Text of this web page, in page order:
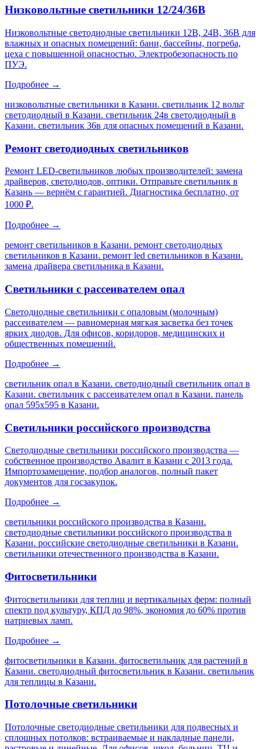
Низковольтные светильники 12/24/36В
Низковольтные светодиодные светильники 12В, 24В, 36В для
влажных и опасных помещений: бани, бассейны, погреба,
цеха с повышенной опасностью. Электробезопасность по
ПУЭ.
Подробнее →
низковольтные светильники в Казани. светильник 12 вольт
светодиодный в Казани. светильник 24в светодиодный в
Казани. светильник 36в для опасных помещений в Казани.
Ремонт светодиодных светильников
Ремонт LED-светильников любых производителей: замена
драйверов, светодиодов, оптики. Отправьте светильник в
Казань — вернём с гарантией. Диагностика бесплатно, от
1000 ₽.
Подробнее →
ремонт светильников в Казани. ремонт светодиодных
светильников в Казани. ремонт led светильников в Казани.
замена драйвера светильника в Казани.
Светильники с рассеивателем опал
Светодиодные светильники с опаловым (молочным)
рассеивателем — равномерная мягкая засветка без точек
ярких диодов. Для офисов, коридоров, медицинских и
общественных помещений.
Подробнее →
светильник опал в Казани. светодиодный светильник опал в
Казани. светильник с рассеивателем опал в Казани. панель
опал 595х595 в Казани.
Светильники российского производства
Светодиодные светильники российского производства —
собственное производство Авалит в Казани с 2013 года.
Импортозамещение, подбор аналогов, полный пакет
документов для госзакупок.
Подробнее →
светильники российского производства в Казани.
светодиодные светильники российского производства в
Казани. российские светодиодные светильники в Казани.
светильники отечественного производства в Казани.
Фитосветильники
Фитосветильники для теплиц и вертикальных ферм: полный
спектр под культуру, КПД до 98%, экономия до 60% против
натриевых ламп.
Подробнее →
фитосветильники в Казани. фитосветильник для растений в
Казани. светодиодный фитосветильник в Казани. светильник
для теплицы в Казани.
Потолочные светильники
Потолочные светодиодные светильники для подвесных и
сплошных потолков: встраиваемые и накладные панели,